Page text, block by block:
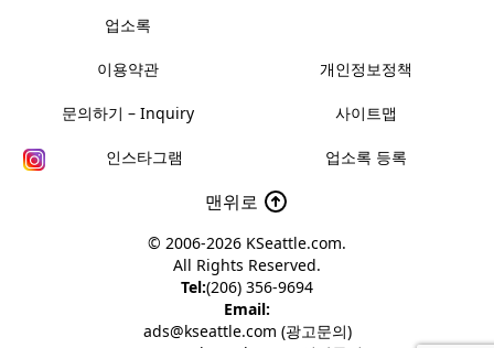
업소록
이용약관 개인정보정책
문의하기 – Inquiry 사이트맵
인스타그램 업소록 등록
맨위로
© 2006-2026 KSeattle.com.
All Rights Reserved.
Tel:(206) 356-9694
Email:
ads@kseattle.com (광고문의)